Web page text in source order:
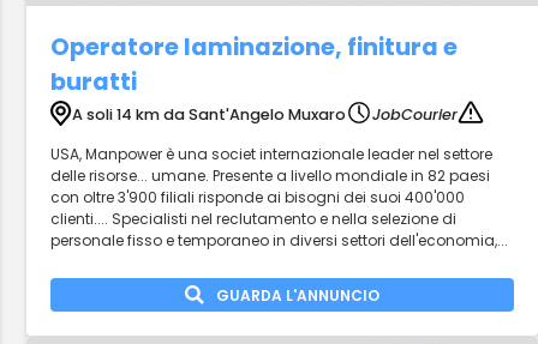
Operatore laminazione, finitura e
buratti
A soli 14 km da Sant'Angelo Muxaro
JobCourier
USA, Manpower è una societ internazionale leader nel settore
delle risorse... umane. Presente a livello mondiale in 82 paesi
con oltre 3'900 filiali risponde ai bisogni dei suoi 400'000
clienti.... Specialisti nel reclutamento e nella selezione di
personale fisso e temporaneo in diversi settori dell'economia,...
GUARDA L'ANNUNCIO